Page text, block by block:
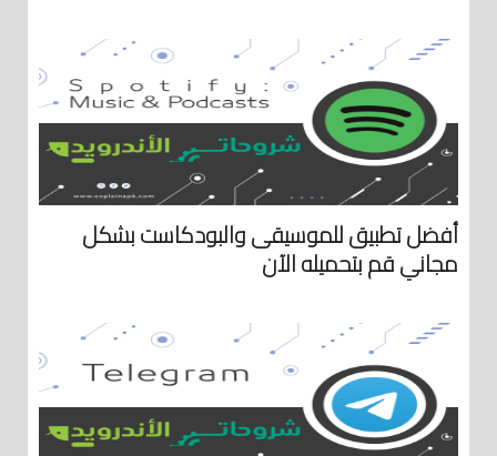
أفضل تطبيق للموسيقى والبودكاست بشكل
مجاني قم بتحميله الآن